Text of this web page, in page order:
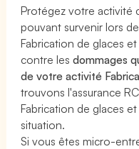
Protégez votre activité
pouvant survenir lors
Fabrication de glaces
contre lesdommages
de votre activité
trouvons l'assurance
Fabrication de glaces
situation.
Si vous êtes micro-